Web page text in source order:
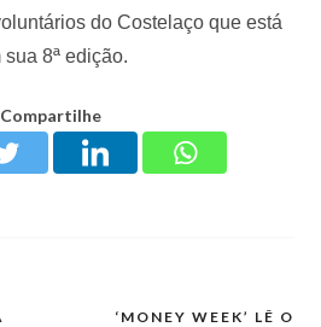
do Costelaço que está
sua 8ª edição.
Compartilhe
‘MONEY WEEK’ LÊ O